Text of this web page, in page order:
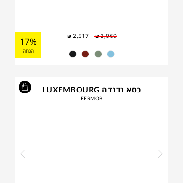
₪3,069
₪2,517
17%
הנחה
כסא נדנדה LUXEMBOURG
FERMOB